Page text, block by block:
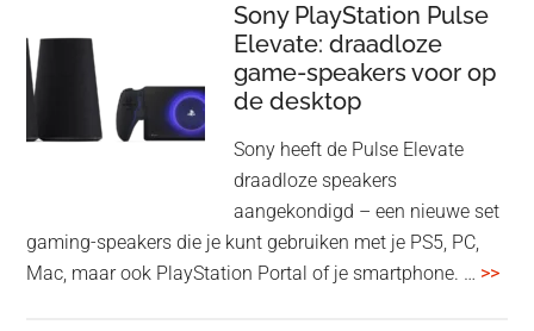
Sony PlayStation Pulse
Elevate: draadloze
game-speakers voor op
de desktop
Sony heeft de Pulse Elevate
draadloze speakers
aangekondigd – een nieuwe set
gaming-speakers die je kunt gebruiken met je PS5, PC,
Mac, maar ook PlayStation Portal of je smartphone. … >>